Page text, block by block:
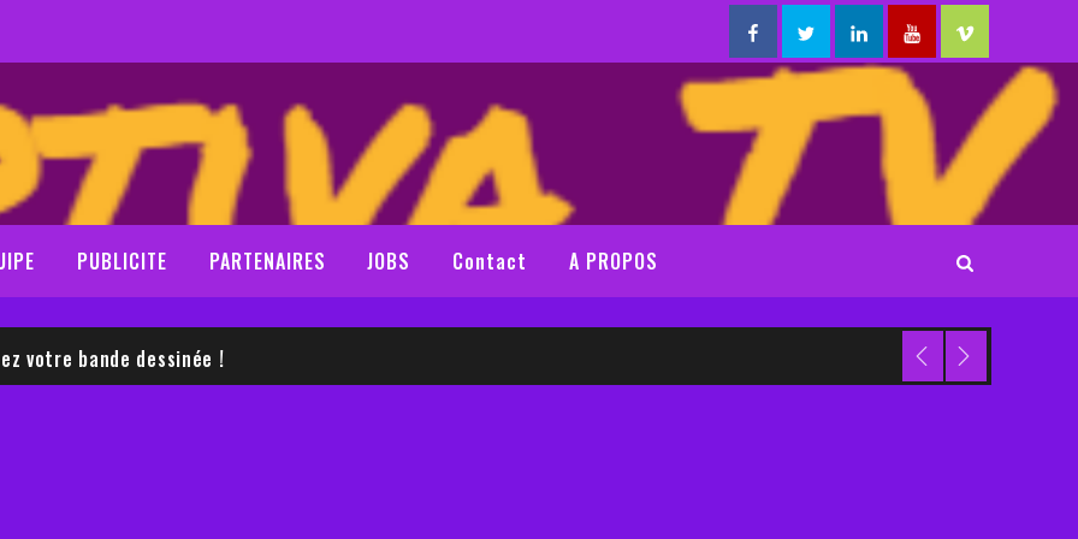
FacebookTwitterLinkedinYoutubeVimeo
PUBLICITE PARTENAIRES JOBS Contact A PROPOS
SAM NEILL
votre bande dessinée !